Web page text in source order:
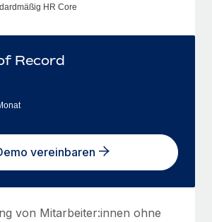
HR Core
Record
vereinbaren
von Mitarbeiter:innen ohne